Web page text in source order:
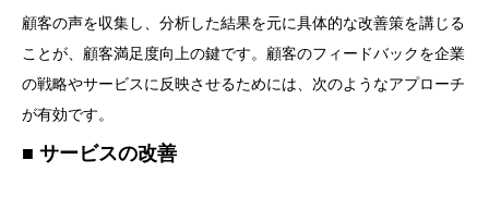
顧客の声を収集し、分析した結果を元に具体的な改善策を講じる
ことが、顧客満足度向上の鍵です。顧客のフィードバックを企業
の戦略やサービスに反映させるためには、次のようなアプローチ
が有効です。
サービスの改善